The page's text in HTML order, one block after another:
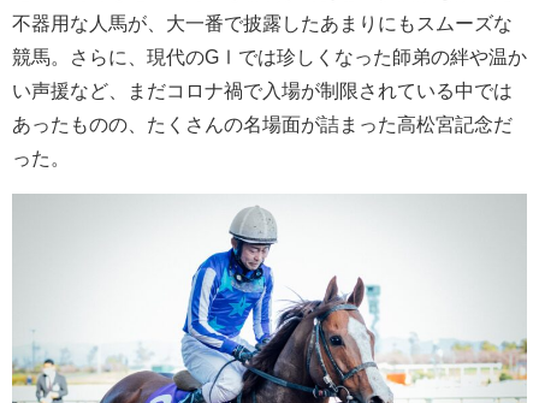
不器用な人馬が、大一番で披露したあまりにもスムーズな
競馬。さらに、現代のGⅠでは珍しくなった師弟の絆や温か
い声援など、まだコロナ禍で入場が制限されている中では
あったものの、たくさんの名場面が詰まった高松宮記念だ
った。